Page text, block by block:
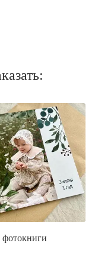
фотокниги